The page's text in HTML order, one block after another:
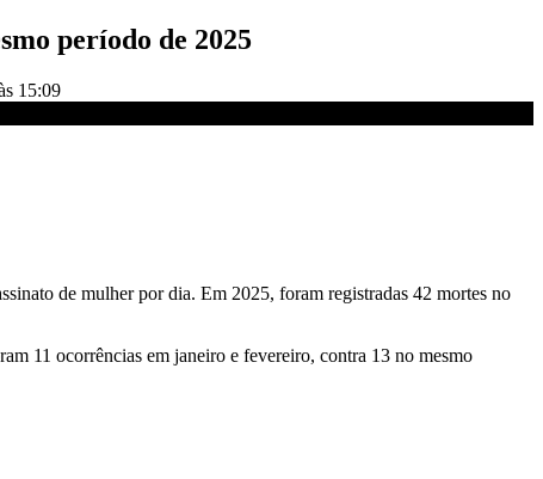
período de 2025
15:09
de mulher por dia. Em 2025, foram registradas 42 mortes no
11 ocorrências em janeiro e fevereiro, contra 13 no mesmo